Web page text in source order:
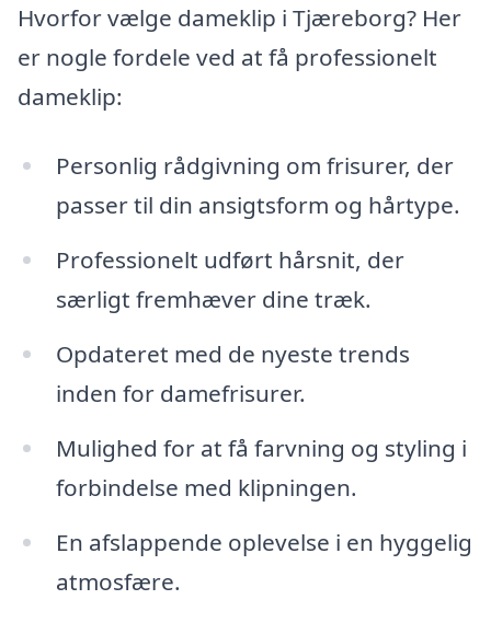
Hvorfor vælge dameklip i Tjæreborg? Her
er nogle fordele ved at få professionelt
dameklip:
Personlig rådgivning om frisurer, der
passer til din ansigtsform og hårtype.
Professionelt udført hårsnit, der
særligt fremhæver dine træk.
Opdateret med de nyeste trends
inden for damefrisurer.
Mulighed for at få farvning og styling i
forbindelse med klipningen.
En afslappende oplevelse i en hyggelig
atmosfære.